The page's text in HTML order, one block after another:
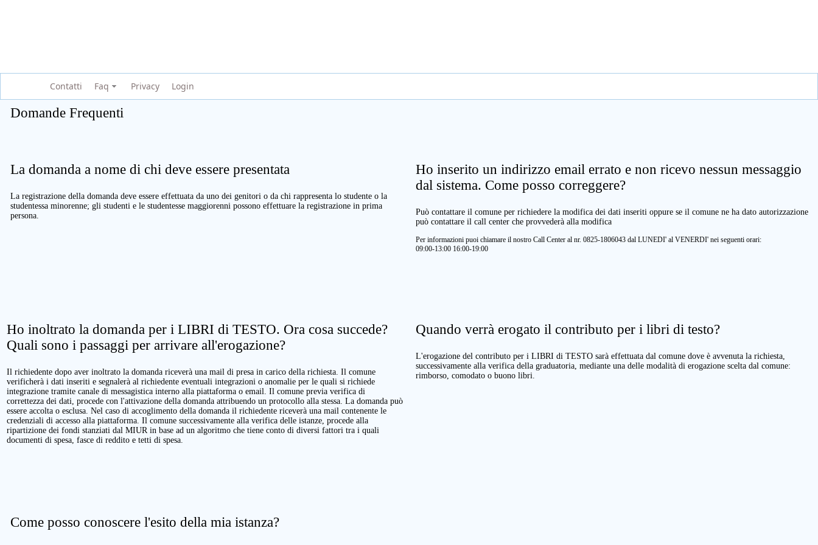
Contatti Faq Privacy Login
Domande Frequenti
La domanda a nome di chi deve essere presentata
La registrazione della domanda deve essere effettuata da uno dei genitori o da chi rappresenta lo studente o la
studentessa minorenne; gli studenti e le studentesse maggiorenni possono effettuare la registrazione in prima
persona.
Ho inserito un indirizzo email errato e non ricevo nessun messaggio
dal sistema. Come posso correggere?
Può contattare il comune per richiedere la modifica dei dati inseriti oppure se il comune ne ha dato autorizzazione
può contattare il call center che provvederà alla modifica
Per informazioni puoi chiamare il nostro Call Center al nr. 0825-1806043 dal LUNEDI' al VENERDI' nei seguenti orari:
09:00-13:00 16:00-19:00
Ho inoltrato la domanda per i LIBRI di TESTO. Ora cosa succede?
Quali sono i passaggi per arrivare all'erogazione?
Il richiedente dopo aver inoltrato la domanda riceverà una mail di presa in carico della richiesta. Il comune
verificherà i dati inseriti e segnalerà al richiedente eventuali integrazioni o anomalie per le quali si richiede
integrazione tramite canale di messagistica interno alla piattaforma o email. Il comune previa verifica di
correttezza dei dati, procede con l'attivazione della domanda attribuendo un protocollo alla stessa. La domanda può
essere accolta o esclusa. Nel caso di accoglimento della domanda il richiedente riceverà una mail contenente le
credenziali di accesso alla piattaforma. Il comune successivamente alla verifica delle istanze, procede alla
ripartizione dei fondi stanziati dal MIUR in base ad un algoritmo che tiene conto di diversi fattori tra i quali
documenti di spesa, fasce di reddito e tetti di spesa.
Quando verrà erogato il contributo per i libri di testo?
L'erogazione del contributo per i LIBRI di TESTO sarà effettuata dal comune dove è avvenuta la richiesta,
successivamente alla verifica della graduatoria, mediante una delle modalità di erogazione scelta dal comune:
rimborso, comodato o buono libri.
Come posso conoscere l'esito della mia istanza?